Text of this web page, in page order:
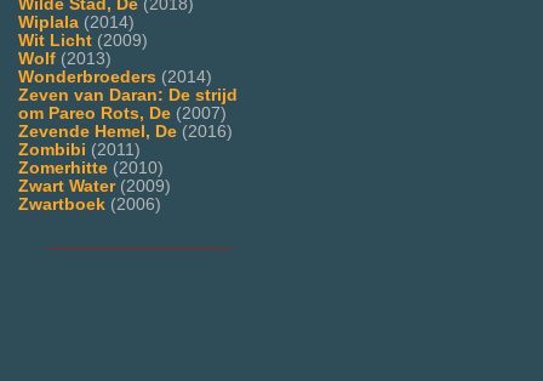
Wilde Stad, De (2018)
Wiplala (2014)
Wit Licht (2009)
Wolf (2013)
Wonderbroeders (2014)
Zeven van Daran: De strijd
om Pareo Rots, De (2007)
Zevende Hemel, De (2016)
Zombibi (2011)
Zomerhitte (2010)
Zwart Water(2009)
Zwartboek (2006)